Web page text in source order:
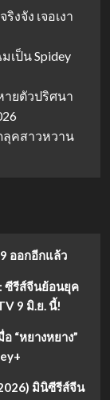
งจัง เจอเงา
ป็น Spidey
ายตัวปริศนา
ลุคสาวหวาน
ออกอีกแล้ว
ซีรีส์จีนย้อนยุค
9 มิ.ย. นี้!
“หยางหยาง”
มินิซีรีส์จีน